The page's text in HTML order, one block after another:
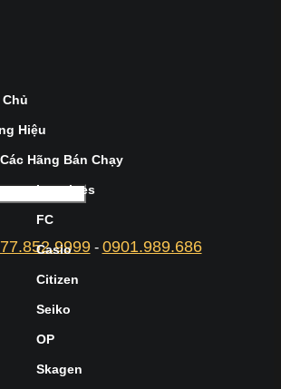
- 0901.989.686
Hiệu
Các Hãng Bán Chạy
Longines
FC
Casio
Citizen
Seiko
OP
Skagen